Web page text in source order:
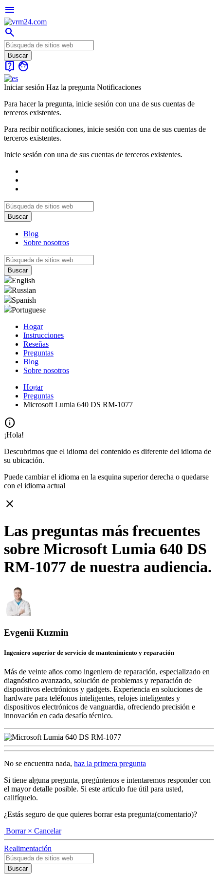
menu
search
live_help face
Iniciar sesión Haz la pregunta Notificaciones
Para hacer la pregunta, inicie sesión con una de sus cuentas de
terceros existentes.
Para recibir notificaciones, inicie sesión con una de sus cuentas de
terceros existentes.
Inicie sesión con una de sus cuentas de terceros existentes.
Blog
Sobre nosotros
English
Russian
Spanish
Portuguese
Hogar
Instrucciones
Reseñas
Preguntas
Blog
Sobre nosotros
Hogar
Preguntas
Microsoft Lumia 640 DS RM-1077
info
¡Hola!
Descubrimos que el idioma del contenido es diferente del idioma de
su ubicación.
Puede cambiar el idioma en la esquina superior derecha o quedarse
con el idioma actual
close
Las preguntas más frecuentes
sobre Microsoft Lumia 640 DS
RM-1077 de nuestra audiencia.
Evgenii Kuzmin
Ingeniero superior de servicio de mantenimiento y reparación
Más de veinte años como ingeniero de reparación, especializado en
diagnóstico avanzado, solución de problemas y reparación de
dispositivos electrónicos y gadgets. Experiencia en soluciones de
hardware para teléfonos inteligentes, relojes inteligentes y
dispositivos electrónicos de vanguardia, ofreciendo precisión e
innovación en cada desafío técnico.
No se encuentra nada, haz la primera pregunta
Si tiene alguna pregunta, pregúntenos e intentaremos responder con
el mayor detalle posible. Si este artículo fue útil para usted,
califíquelo.
¿Estás seguro de que quieres borrar esta pregunta(comentario)?
Borrar × Cancelar
Realimentación